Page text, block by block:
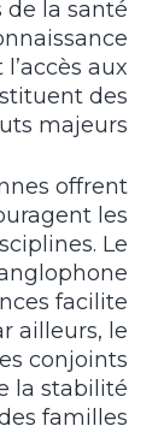
la santé
aux
des
majeurs.
offrent
les
Le
facilite
ailleurs, le
conjoints
la stabilité
familles.